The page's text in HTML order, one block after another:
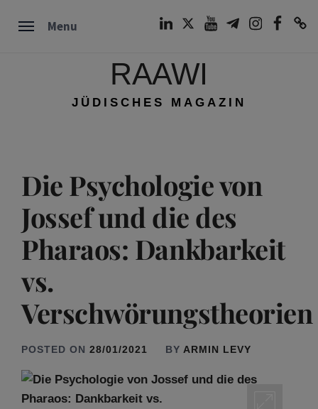
Menu
RAAWI
JÜDISCHES MAGAZIN
Die Psychologie von
Jossef und die des
Pharaos: Dankbarkeit
vs.
Verschwörungstheorien
POSTED ON 28/01/2021 BY ARMIN LEVY